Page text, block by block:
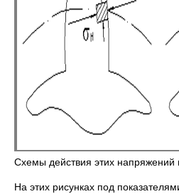
Схемы действия этих напряжений
На этих рисунках под